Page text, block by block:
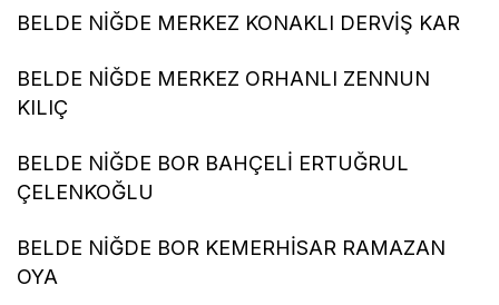
BELDE NİĞDE MERKEZ KONAKLI DERVİŞ KAR
BELDE NİĞDE MERKEZ ORHANLI ZENNUN
KILIÇ
BELDE NİĞDE BOR BAHÇELİ ERTUĞRUL
ÇELENKOĞLU
BELDE NİĞDE BOR KEMERHİSAR RAMAZAN
OYA